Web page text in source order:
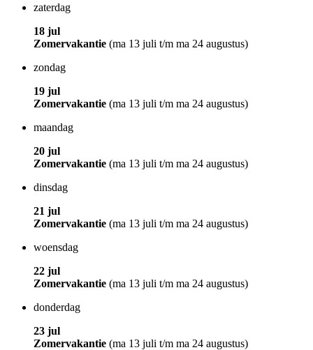
zaterdag
18 jul
Zomervakantie (ma 13 juli t/m ma 24 augustus)
zondag
19 jul
Zomervakantie (ma 13 juli t/m ma 24 augustus)
maandag
20 jul
Zomervakantie (ma 13 juli t/m ma 24 augustus)
dinsdag
21 jul
Zomervakantie (ma 13 juli t/m ma 24 augustus)
woensdag
22 jul
Zomervakantie (ma 13 juli t/m ma 24 augustus)
donderdag
23 jul
Zomervakantie (ma 13 juli t/m ma 24 augustus)